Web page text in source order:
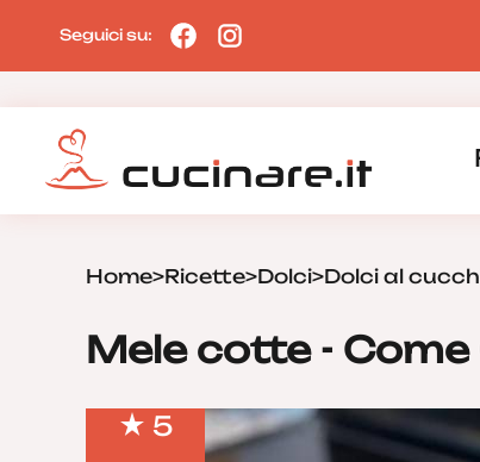
Seguici su:
Home>Ricette>Dolci>Dolci al
Mele cotte -
5